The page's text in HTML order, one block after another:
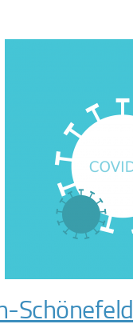
Schönefeld